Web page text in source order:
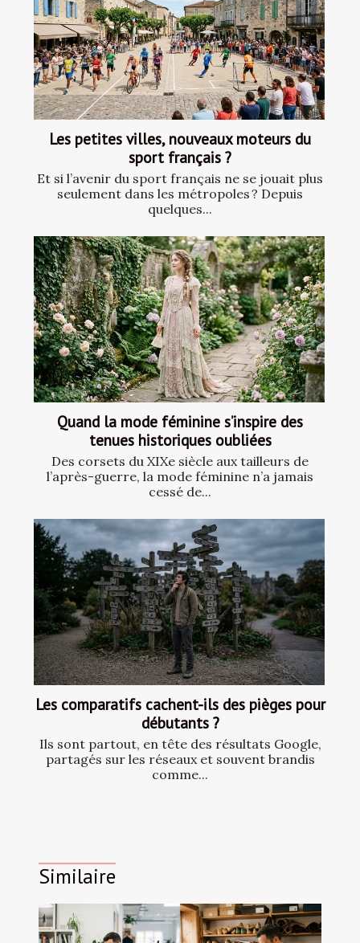
Les petites villes, nouveaux moteurs du
sport français ?
Et si l’avenir du sport français ne se jouait plus
seulement dans les métropoles ? Depuis
quelques...
Quand la mode féminine s’inspire des
tenues historiques oubliées
Des corsets du XIXe siècle aux tailleurs de
l’après-guerre, la mode féminine n’a jamais
cessé de...
Les comparatifs cachent-ils des pièges pour
débutants ?
Ils sont partout, en tête des résultats Google,
partagés sur les réseaux et souvent brandis
comme...
Similaire